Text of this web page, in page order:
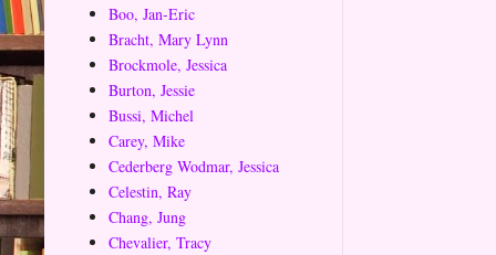
Boo, Jan-Eric
Bracht, Mary Lynn
Brockmole, Jessica
Burton, Jessie
Bussi, Michel
Carey, Mike
Cederberg Wodmar, Jessica
Celestin, Ray
Chang, Jung
Chevalier, Tracy